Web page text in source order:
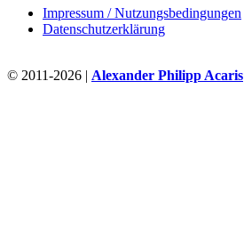
Impressum / Nutzungsbedingungen
Datenschutzerklärung
© 2011-2026 | Alexander Philipp Acaris